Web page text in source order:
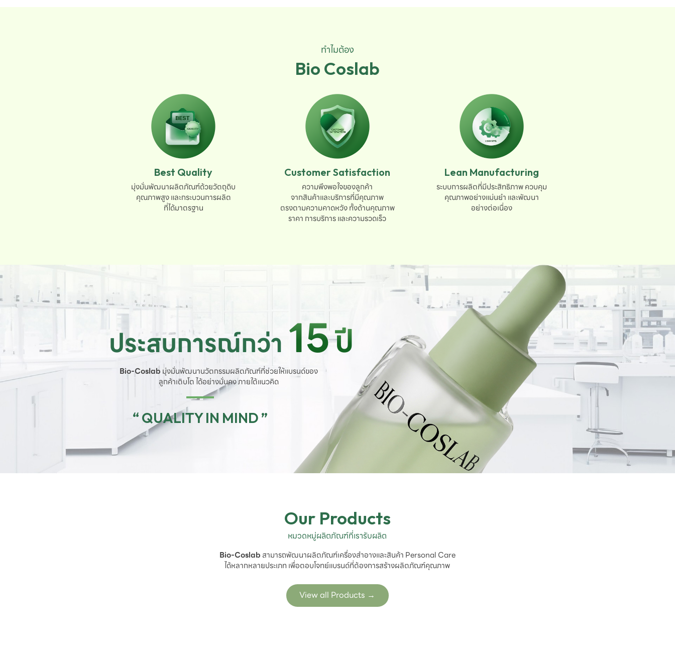
ทำไมต้อง
Bio Coslab
Best Quality
มุ่งมั่นพัฒนาผลิตภัณฑ์ด้วยวัตถุดิบ
คุณภาพสูง และกระบวนการผลิต
ที่ได้มาตรฐาน
Customer Satisfaction
ความพึงพอใจของลูกค้า
จากสินค้าและบริการที่มีคุณภาพ
ตรงตามความคาดหวัง ทั้งด้านคุณภาพ
ราคา การบริการ และความรวดเร็ว
Lean Manufacturing
ระบบการผลิตที่มีประสิทธิภาพ ควบคุม
คุณภาพอย่างแม่นยำ และพัฒนา
อย่างต่อเนื่อง
ประสบการณ์กว่า 15ปี
Bio-Coslab มุ่งมั่นพัฒนานวัตกรรมผลิตภัณฑ์ที่ช่วยให้แบรนด์ของ
ลูกค้าเติบโต ได้อย่างมั่นคง ภายใต้แนวคิด
“ QUALITY IN MIND ”
Our Products
หมวดหมู่ผลิตภัณฑ์ที่เรารับผลิต
Bio-Coslab สามารถพัฒนาผลิตภัณฑ์เครื่องสำอางและสินค้า Personal Care
ได้หลากหลายประเภท เพื่อตอบโจทย์แบรนด์ที่ต้องการสร้างผลิตภัณฑ์คุณภาพ
View all Products →